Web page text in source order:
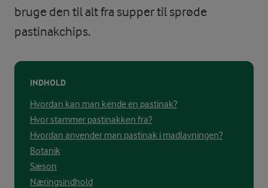
bruge den til alt fra supper til sprøde
pastinakchips.
INDHOLD
Hvordan kan man kende en pastinak?
Hvor stammer pastinakken fra?
Hvordan anvender man pastinak i madlavningen?
Botanik
Sæson
Næringsindhold